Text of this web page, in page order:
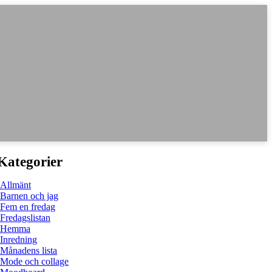
Allmänt
Barnen och jag
Fem en fredag
Fredagslistan
Hemma
Inredning
Månadens lista
Mode och collage